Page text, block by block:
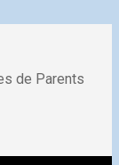
de Parents